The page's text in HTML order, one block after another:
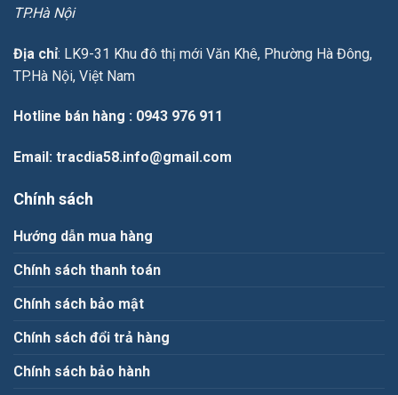
TP.Hà Nội
Địa chỉ: LK9-31 Khu đô thị mới Văn Khê, Phường Hà Đông,
TP.Hà Nội, Việt Nam
Hotline bán hàng : 0943 976 911
Email : tracdia58.info@gmail.com
Chính sách
Hướng dẫn mua hàng
Chính sách thanh toán
Chính sách bảo mật
Chính sách đổi trả hàng
Chính sách bảo hành